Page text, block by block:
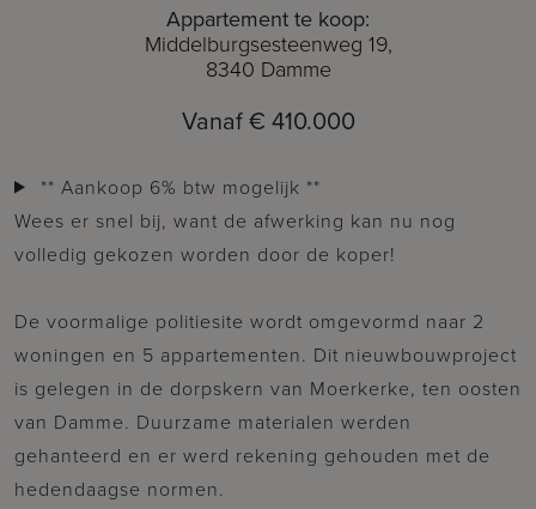
Appartement te koop:
Middelburgsesteenweg 19,
8340 Damme
Vanaf € 410.000
** Aankoop 6% btw mogelijk **
Wees er snel bij, want de afwerking kan nu nog
volledig gekozen worden door de koper!
De voormalige politiesite wordt omgevormd naar 2
woningen en 5 appartementen. Dit nieuwbouwproject
is gelegen in de dorpskern van Moerkerke, ten oosten
van Damme. Duurzame materialen werden
gehanteerd en er werd rekening gehouden met de
hedendaagse normen.